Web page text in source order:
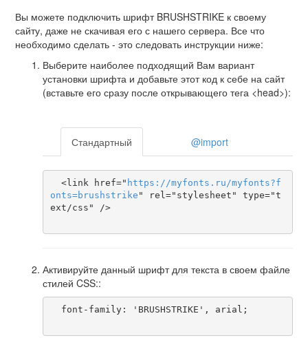
Вы можете подключить шрифт BRUSHSTRIKE к своему
сайту, даже не скачивая его с нашего сервера. Все что
необходимо сделать - это следовать инструкции ниже:
Выберите наиболее подходящий Вам вариант
установки шрифта и добавьте этот код к себе на сайт
(вставьте его сразу после открывающего тега <head>):
Стандартный @import
  <link href="
https ://myfonts . ru/myfonts?f
onts=brushstrike " rel="stylesheet" type="t
ext/css" />
Активируйте данный шрифт для текста в своем файле
стилей CSS::